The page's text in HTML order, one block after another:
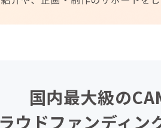
国内最大級の
ウドファンディン